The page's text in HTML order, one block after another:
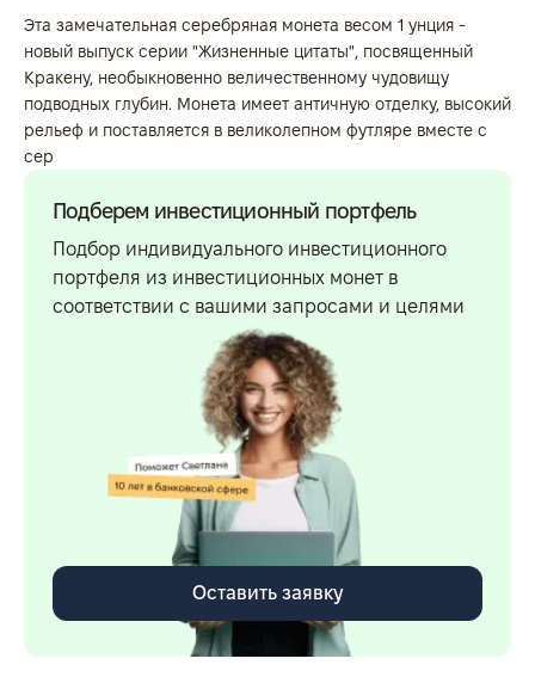
Эта замечательная серебряная монета весом 1 унция -
новый выпуск серии "Жизненные цитаты", посвященный
Кракену, необыкновенно величественному чудовищу
подводных глубин. Монета имеет античную отделку, высокий
рельеф и поставляется в великолепном футляре вместе с
сер
Подберем инвестиционный портфель
Подбор индивидуального инвестиционного
портфеля из инвестиционных монет в
соответствии с вашими запросами и целями
Оставить заявку